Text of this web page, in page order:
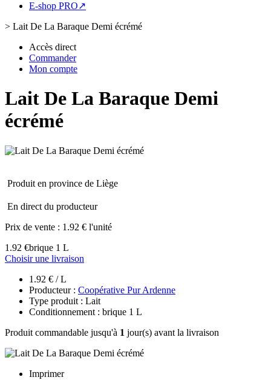
E-shop PRO↗
> Lait De La Baraque Demi écrémé
Accès direct
Commander
Mon compte
Lait De La Baraque Demi
écrémé
Produit en province de Liège
En direct du producteur
Prix de vente : 1.92 € l'unité
1.92 €brique 1 L
Choisir une livraison
1.92 € / L
Producteur : Coopérative Pur Ardenne
Type produit : Lait
Conditionnement : brique 1 L
Produit commandable jusqu'à 1 jour(s) avant la livraison
Imprimer